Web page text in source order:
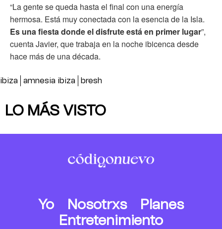
“La gente se queda hasta el final con una energía
hermosa. Está muy conectada con la esencia de la Isla.
Es una fiesta donde el disfrute está en primer lugar”,
cuenta Javier, que trabaja en la noche ibicenca desde
hace más de una década.
ibiza amnesia ibiza bresh
LO MÁS VISTO
Yo Nosotrxs
Planes
Entretenimiento